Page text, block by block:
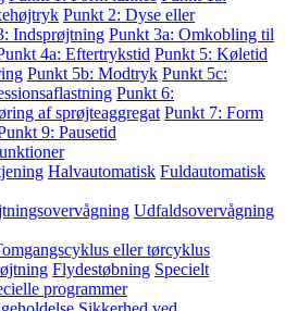
Punkt 2: Dyse eller
Indsprøjtning Punkt 3a: Omkobling til
4a: Eftertrykstid Punkt 5: Køletid
Punkt 5b: Modtryk Punkt 5c:
Punkt 6:
af sprøjteaggregat Punkt 7: Form
9: Pausetid
Halvautomatisk Fuldautomatisk
Udfaldsovervågning
eller tørcyklus
Flydestøbning Specielt
programmer